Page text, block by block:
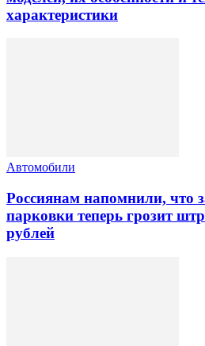
характеристики
Автомобили
Россиянам напомнили, что
парковки теперь грозит
рублей